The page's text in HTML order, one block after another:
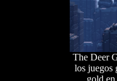
The Deer
los juegos
gold